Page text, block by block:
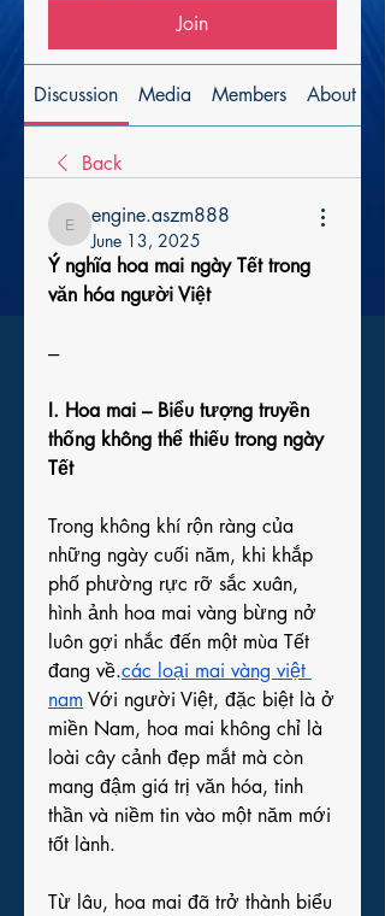
Join
Discussion Media Members About
Back
engine.aszm888
engine.aszm888
June 13, 2025
Ý nghĩa hoa mai ngày Tết trong
văn hóa người Việt
---
I. Hoa mai – Biểu tượng truyền
thống không thể thiếu trong ngày
Tết
Trong không khí rộn ràng của
những ngày cuối năm, khi khắp
phố phường rực rỡ sắc xuân,
hình ảnh hoa mai vàng bừng nở
luôn gợi nhắc đến một mùa Tết
đang về.các loại mai vàng việt
nam Với người Việt, đặc biệt là ở
miền Nam, hoa mai không chỉ là
loài cây cảnh đẹp mắt mà còn
mang đậm giá trị văn hóa, tinh
thần và niềm tin vào một năm mới
tốt lành.
Từ lâu, hoa mai đã trở thành biểu